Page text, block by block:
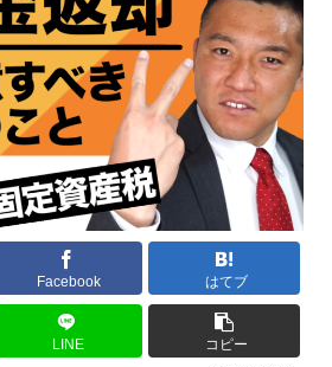
Facebook はてブ
LINE コピー